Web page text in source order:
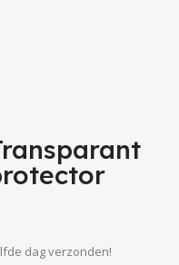
dag verzonden!